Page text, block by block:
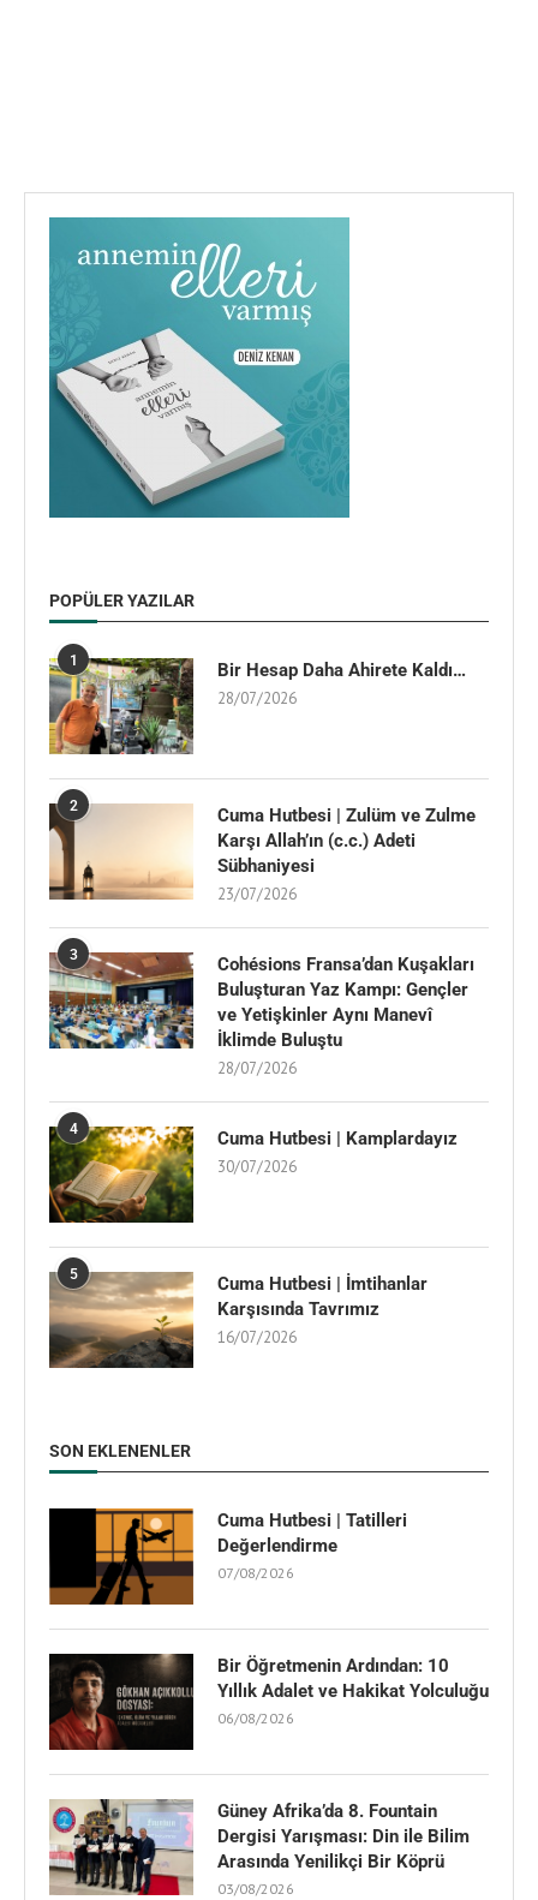
POPÜLER YAZILAR
1 Bir Hesap Daha Ahirete Kaldı…
28/07/2026
2
Cuma Hutbesi | Zulüm ve Zulme
Karşı Allah’ın (c.c.) Adeti
Sübhaniyesi
23/07/2026
3
Cohésions Fransa’dan Kuşakları
Buluşturan Yaz Kampı: Gençler
ve Yetişkinler Aynı Manevî
İklimde Buluştu
28/07/2026
4 Cuma Hutbesi | Kamplardayız
30/07/2026
5
Cuma Hutbesi | İmtihanlar
Karşısında Tavrımız
16/07/2026
SON EKLENENLER
Cuma Hutbesi | Tatilleri
Değerlendirme
07/08/2026
Bir Öğretmenin Ardından: 10
Yıllık Adalet ve Hakikat Yolculuğu
06/08/2026
Güney Afrika’da 8. Fountain
Dergisi Yarışması: Din ile Bilim
Arasında Yenilikçi Bir Köprü
03/08/2026